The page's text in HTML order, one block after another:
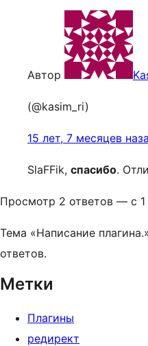
Автор
(@kasim_ri)
15 лет, 7 месяцев
SlaFFik, спасибо.
Просмотр 2 ответов — с 1
Тема «Написание
ответов.
Метки
Плагины
редирект